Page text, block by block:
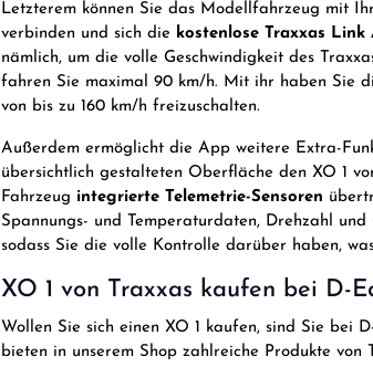
Letzterem können Sie das Modellfahrzeug mit
verbinden und sich die kostenlose Traxxas Link
nämlich, um die volle Geschwindigkeit des
fahren Sie maximal 90 km/h. Mit ihr haben Sie
von bis zu 160 km/h freizuschalten.
Außerdem ermöglicht die App weitere Extra-
übersichtlich gestalteten Oberfläche den XO 1
Fahrzeug integrierte Telemetrie-Sensoren
Spannungs- und Temperaturdaten, Drehzahl
sodass Sie die volle Kontrolle darüber haben,
XO 1 von Traxxas kaufen bei D-
Wollen Sie sich einen XO 1 kaufen, sind Sie bei
bieten in unserem Shop zahlreiche Produkte